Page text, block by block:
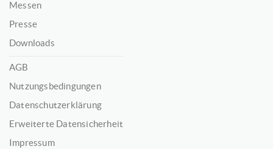
Messen
Presse
Downloads
AGB
Nutzungsbedingungen
Datenschutzerklärung
Erweiterte Datensicherheit
Impressum